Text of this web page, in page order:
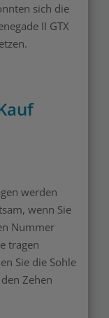
sich die
II GTX
werden
wenn Sie
Nummer
tragen
Sie die Sohle
Zehen